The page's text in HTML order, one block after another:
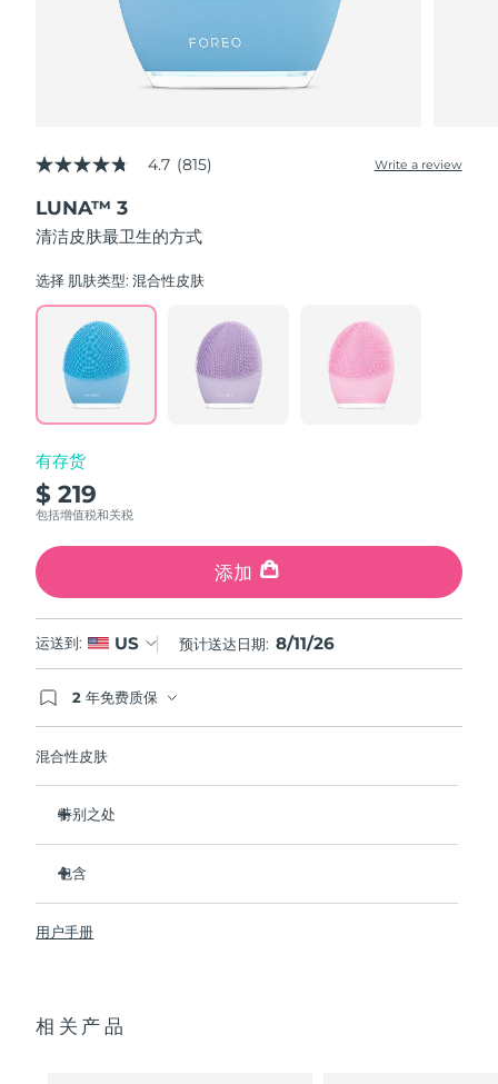
4.7
of
5
stars,
rating
Read
Reviews.
Same
page
link.
4.7 (815) Write a review
LUNA™ 3
清洁皮肤最卫生的方式
选择 肌肤类型:混合性皮肤
有存货
$ 219
包括增值税和关税
添加
运送到: US 预计送达日期: 8/11/26
2 年免费质保
混合性皮肤
特别之处
物。
清除毛孔深处的杂质，减少爆痘的可能。
抚平细纹，帮助放松面部肌肉紧张点。
16档强度，符合人体工程学的轻质设计，智能app护肤。
包含
USB 充电线
通用操作指南
用户手册
相关产品